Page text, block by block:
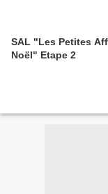
SAL "Les Petites
Noël" Etape 2